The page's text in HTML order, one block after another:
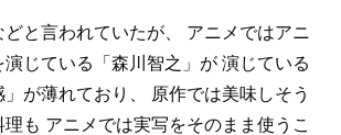
と言われていたが、
アニメではアニ
演じている「森川智之」が 演じている
が薄れており、
原作では美味しそう
理も アニメでは実写をそのまま使うこ